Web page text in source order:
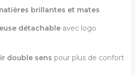
brillantes et mates
détachableavec logo
double sens pour plus de confort